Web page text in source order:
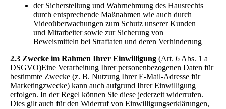
der Sicherstellung und Wahrnehmung des Hausrechts
durch entsprechende Maßnahmen wie auch durch
Videoüberwachungen zum Schutz unserer Kunden
und Mitarbeiter sowie zur Sicherung von
Beweismitteln bei Straftaten und deren Verhinderung
2.3 Zwecke im Rahmen Ihrer Einwilligung (Art. 6 Abs. 1 a
DSGVO)Eine Verarbeitung Ihrer personenbezogenen Daten für
bestimmte Zwecke (z. B. Nutzung Ihrer E-Mail-Adresse für
Marketingzwecke) kann auch aufgrund Ihrer Einwilligung
erfolgen. In der Regel können Sie diese jederzeit widerrufen.
Dies gilt auch für den Widerruf von Einwilligungserklärungen,